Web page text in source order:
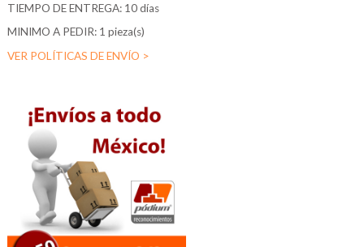
TIEMPO DE ENTREGA: 10 días
MINIMO A PEDIR: 1 pieza(s)
VER POLÍTICAS DE ENVÍO >